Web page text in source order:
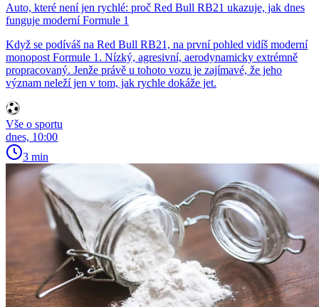
Auto, které není jen rychlé: proč Red Bull RB21 ukazuje, jak dnes
funguje moderní Formule 1
Když se podíváš na Red Bull RB21, na první pohled vidíš moderní
monopost Formule 1. Nízký, agresivní, aerodynamicky extrémně
propracovaný. Jenže právě u tohoto vozu je zajímavé, že jeho
význam neleží jen v tom, jak rychle dokáže jet.
Vše o sportu
dnes, 10:00
3 min